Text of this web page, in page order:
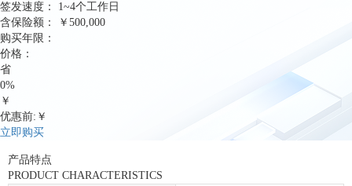
签发速度：
1~4个工作日
含保险额：
￥500,000
购买年限：
价格：
省
0%
￥
优惠前:￥
立即购买
产品特点
PRODUCT CHARACTERISTICS